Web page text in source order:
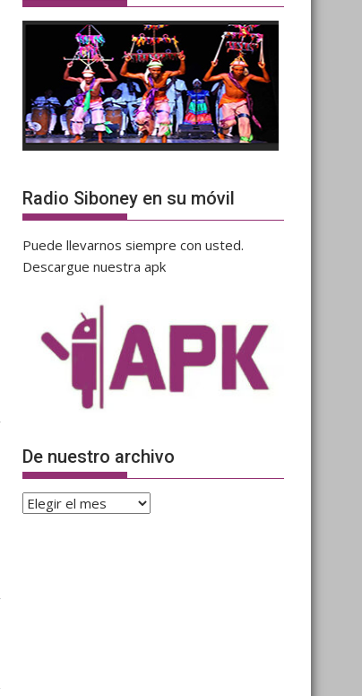
Radio Siboney en su móvil
Puede llevarnos siempre con usted.
Descargue nuestra apk
De nuestro archivo
De